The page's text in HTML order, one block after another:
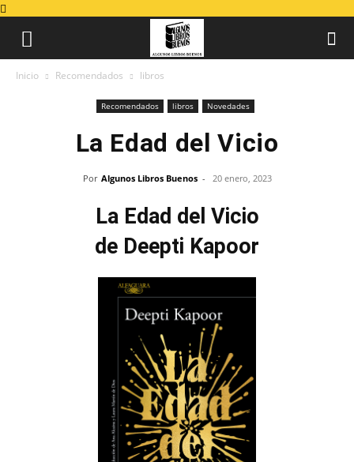
Inicio Recomendados libros
Recomendados libros Novedades
La Edad del Vicio
Por Algunos Libros Buenos - 20 enero, 2023
La Edad del Vicio
de Deepti Kapoor